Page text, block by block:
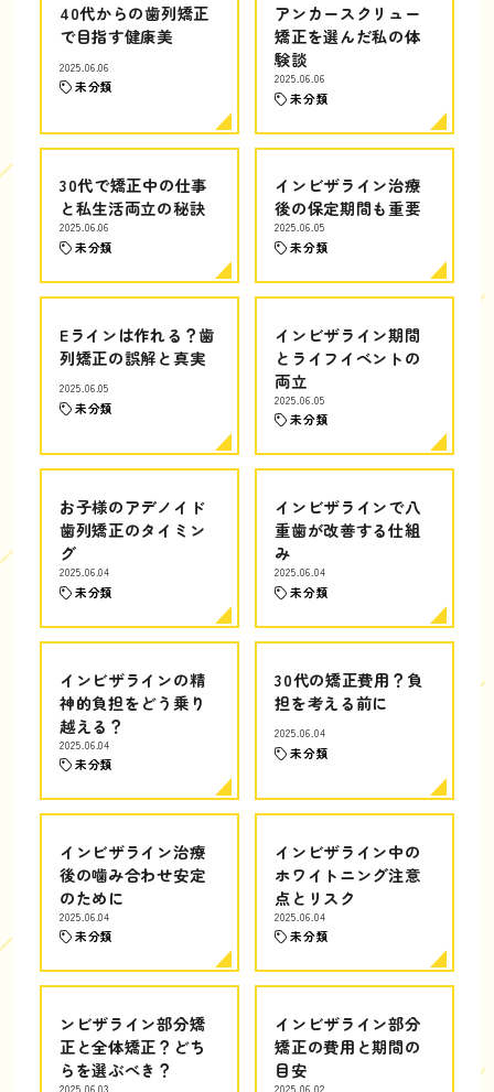
40代からの歯列矯正
で目指す健康美
2025.06.06
未分類
アンカースクリュー
矯正を選んだ私の体
験談
2025.06.06
未分類
30代で矯正中の仕事
と私生活両立の秘訣
2025.06.06
未分類
インビザライン治療
後の保定期間も重要
2025.06.05
未分類
Eラインは作れる？歯
列矯正の誤解と真実
2025.06.05
未分類
インビザライン期間
とライフイベントの
両立
2025.06.05
未分類
お子様のアデノイド
歯列矯正のタイミン
グ
2025.06.04
未分類
インビザラインで八
重歯が改善する仕組
み
2025.06.04
未分類
インビザラインの精
神的負担をどう乗り
越える？
2025.06.04
未分類
30代の矯正費用？負
担を考える前に
2025.06.04
未分類
インビザライン治療
後の噛み合わせ安定
のために
2025.06.04
未分類
インビザライン中の
ホワイトニング注意
点とリスク
2025.06.04
未分類
ンビザライン部分矯
正と全体矯正？どち
らを選ぶべき？
インビザライン部分
矯正の費用と期間の
目安